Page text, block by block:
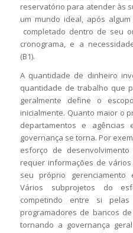
reservatório para atender às
um mundo ideal, após
completado dentro de seu
cronograma, e a
(B1).
A quantidade de dinheiro
quantidade de trabalho que
geralmente define o
inicialmente. Quanto maior o
departamentos e agências
governança se torna. Por
esforço de
requer informações de
seu próprio
Vários subprojetos do
competindo entre si
programadores de bancos
tornando a governança